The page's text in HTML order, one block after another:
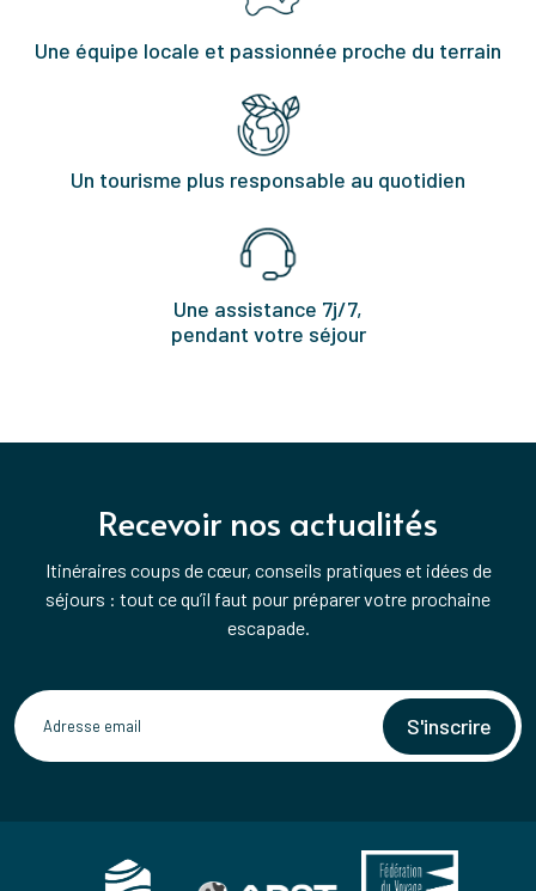
Une équipe locale et passionnée proche du terrain
Un tourisme plus responsable au quotidien
Une assistance 7j/7,
pendant votre séjour
Recevoir nos actualités
Itinéraires coups de cœur, conseils pratiques et idées de
séjours : tout ce qu’il faut pour préparer votre prochaine
escapade.
S'inscrire